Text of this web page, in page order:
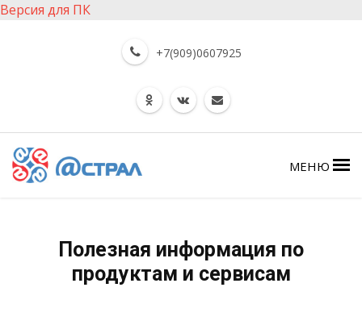
Версия для ПК
+7(909)0607925
МЕНЮ
Полезная информация по
продуктам и сервисам